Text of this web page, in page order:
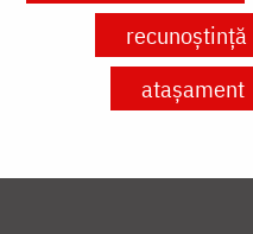
recunoștință
atașament